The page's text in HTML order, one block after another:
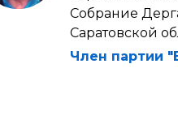
Собрание
Саратовской
Член партии